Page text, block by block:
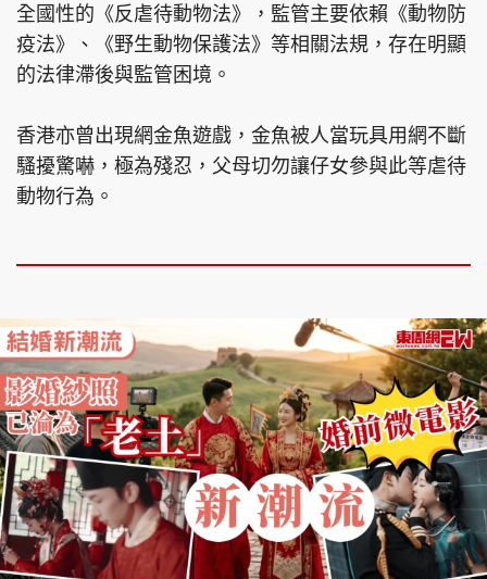
全國性的《反虐待動物法》，監管主要依賴《動物防
疫法》、《野生動物保護法》等相關法規，存在明顯
的法律滯後與監管困境。
香港亦曾出現網金魚遊戲，金魚被人當玩具用網不斷
騷擾驚嚇，極為殘忍，父母切勿讓仔女參與此等虐待
動物行為。